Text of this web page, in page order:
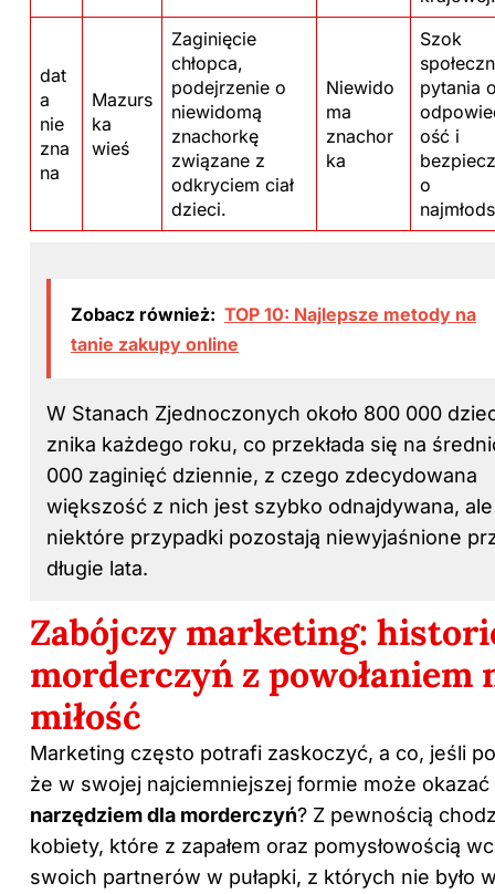
dat
a
nie
zna
na
Mazurs
ka
wieś
Zaginięcie
chłopca,
podejrzenie o
niewidomą
znachorkę
związane z
odkryciem ciał
dzieci.
Niewido
ma
znachor
ka
Szok
pytania
ość i
o
Zobacz również: TOP 10: Najlepsze metody na
tanie zakupy online
W Stanach Zjednoczonych około 800 000
znika każdego roku, co przekłada się na
000 zaginięć dziennie, z czego zdecydowana
większość z nich jest szybko odnajdywana, ale
niektóre przypadki pozostają niewyjaśnione
długie lata.
Zabójczy marketing:
morderczyń z powołaniem
miłość
Marketing często potrafi zaskoczyć, a co, jeśli
że w swojej najciemniejszej formie może okazać
narzędziem dla morderczyń? Z pewnością
kobiety, które z zapałem oraz pomysłowością
swoich partnerów w pułapki, z których nie było